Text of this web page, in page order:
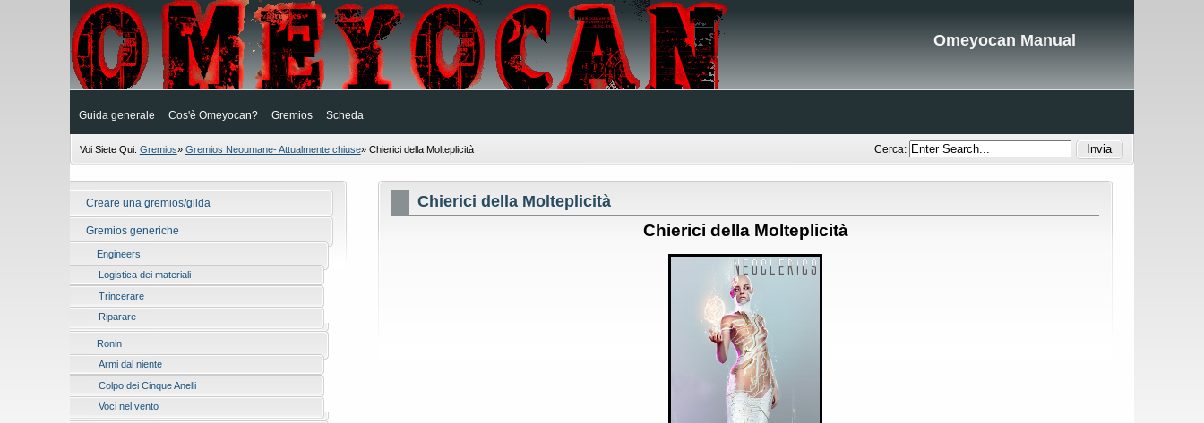
Omeyocan Manual
Guida generale Cos'è Omeyocan? Gremios Scheda
Cerca:
Voi Siete Qui: Gremios» Gremios Neoumane- Attualmente chiuse» Chierici della Molteplicità
Creare una gremios/gilda
Gremios generiche
Engineers
Logistica dei materiali
Trincerare
Riparare
Ronin
Armi dal niente
Colpo dei Cinque Anelli
Voci nel vento
Chierici della Molteplicità
Chierici della Molteplicità